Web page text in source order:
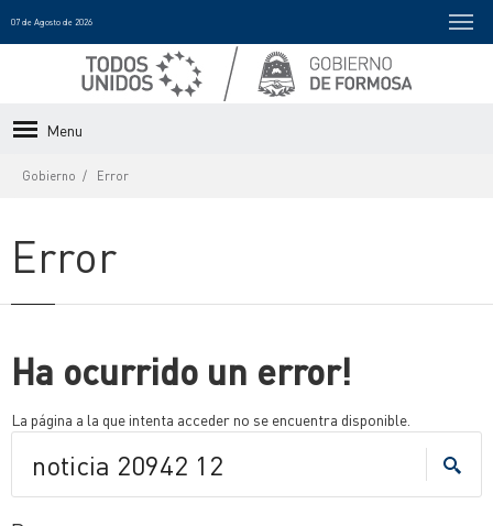
07 de Agosto de 2026
Menu
Gobierno Error
Error
Ha ocurrido un error!
La página a la que intenta acceder no se encuentra disponible.